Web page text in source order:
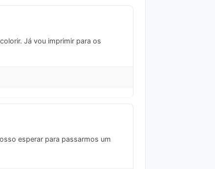
Já vou imprimir para os
esperar para passarmos um